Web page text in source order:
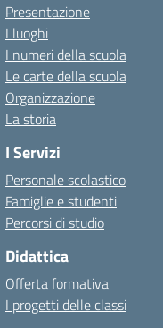
Presentazione
I luoghi
I numeri della scuola
Le carte della scuola
Organizzazione
La storia
I Servizi
Personale scolastico
Famiglie e studenti
Percorsi di studio
Didattica
Offerta formativa
I progetti delle classi